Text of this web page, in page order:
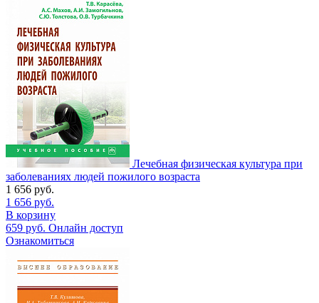
Лечебная физическая культура при
заболеваниях людей пожилого возраста
1 656 руб.
1 656 руб.
В корзину
659 руб. Онлайн доступ
Ознакомиться